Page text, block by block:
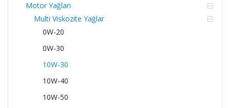
Motor Yağları
Multi Viskozite Yağlar
0W-20
0W-30
10W-30
10W-40
10W-50